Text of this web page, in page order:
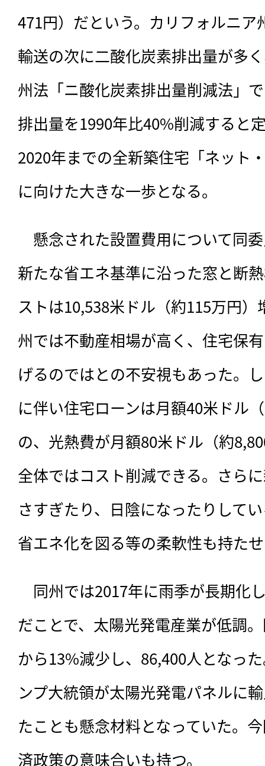
471円）だという。カリフォルニ
輸送の次に二酸化炭素排出量が多
州法「ニ酸化炭素排出量削減法」
排出量を1990年比40%削減すると
2020年までの全新築住宅「ネット
に向けた大きな一歩となる。
懸念された設置費用について同
新たな省エネ基準に沿った窓と断
ストは10,538米ドル（約115万円
州では不動産相場が高く、住宅保
げるのではとの不安視もあった。
に伴い住宅ローンは月額40米ドル
の、光熱費が月額80米ドル（約
全体ではコスト削減できる。さら
さすぎたり、日陰になったりして
省エネ化を図る等の柔軟性も持た
同州では2017年に雨季が長期化
だことで、太陽光発電産業が低調
から13%減少し、86,400人となっ
ンプ大統領が太陽光発電パネルに
たことも懸念材料となっていた。
済政策の意味合いも持つ。